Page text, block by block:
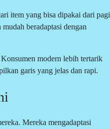
item yang bisa dipakai dari pagi
beradaptasi dengan
modern lebih tertarik
garis yang jelas dan rapi.
Mereka mengadaptasi